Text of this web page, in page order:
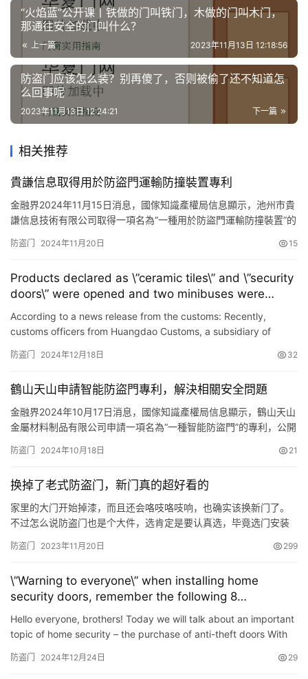
门
业
资
讯
联
我
“火焰蓝”公开课丨铁做的门叫铁门，木做的门叫木门，
那通往安全的门叫什么？
上一篇 2023年11月13日 12:18:56
防盗门应该怎么装？别再傻了，否则被偷了还不知道怎
么回事呢
下一篇
2023年11月13日 12:24:21
相关推荐
貴謙信息取得用於防盜門運輸防撞裝置專利
金融界2024年11月15日消息，國傢知識產權局信息顯示，池州市貴
謙信息技術有限公司取得一項名為“一種用於防盜門運輸防撞裝置”的
文源自金融界
防盗门 2024年11月20日 15
Products declared as \”ceramic tiles\” and \”security
doors\” were opened and two minibuses were
seized!
According to a news release from the customs: Recently,
customs officers from Huangdao Customs, a subsidiary of
declared as \&…
防盗门 2024年12月18日 32
鶴山天山申請智能防盜門專利，解決相關安全問題
金融界2024年10月17日消息，國傢知識產權局信息顯示，鶴山天山
金屬材料制品有限公司申請一項名為“一種智能防盜門”的專利，公開
發明屬於防盜門技術領域，具體的說是一種智能防盜門，包括門框
主體一端面開設有拿取口，所述拿取口內腔設…
防盗门 2024年10月18日 21
换掉了老式防盗门，新门真的超好看的
家里的大门开始掉漆，而且还会咯吱咯吱响，也确实该换新门了。
不过怎么说防盗门也是个大件，选肯定是要认真选，毕竟选门安装
结合自身需求和预算，最后选中了星月神一款入户门，还是头一次
大，子母门也就没有必要了，在线上下单之后他们就和我约好了时
间安排…
防盗门 2023年11月20日 299
\”Warning to everyone\” when installing home
security doors, remember the following 8
purchasing tips to avoid any pitfalls during
installation.
Hello everyone, brothers! Today we will talk about an important
topic of home security – the purchase of anti-theft doors With
防盗门 2024年12月24日 29